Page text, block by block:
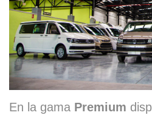
En la gama Premium